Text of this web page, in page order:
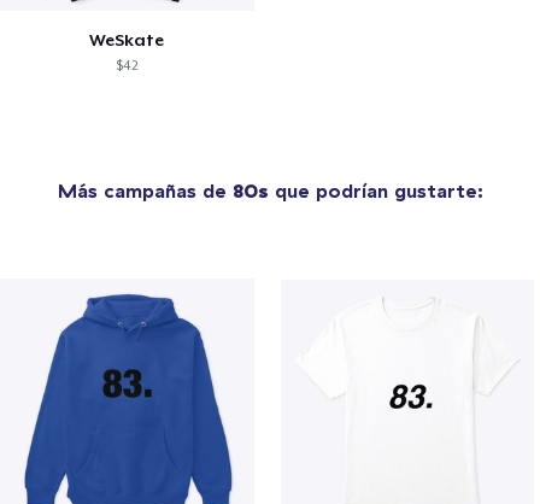
WeSkate
$42
Más campañas de 80s que podrían gustarte: